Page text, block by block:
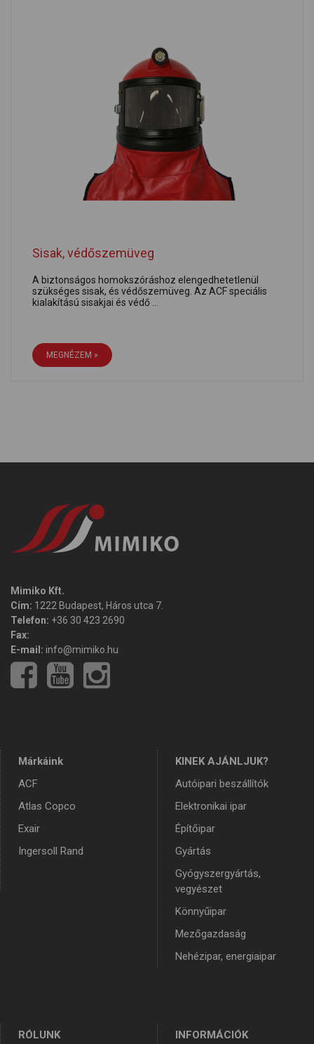
Sisak, védőszemüveg
A biztonságos homokszóráshoz elengedhetetlenül
szükséges sisak, és védőszemüveg. Az ACF speciális
kialakítású sisakjai és védő ...
MEGNÉZEM »
Mimiko Kft.
Cím: 1222 Budapest, Háros utca 7.
Telefon: +36 30 423 2690
Fax:
E-mail: info@mimiko.hu
Márkáink
ACF
Atlas Copco
Exair
Ingersoll Rand
KINEK AJÁNLJUK?
Autóipari beszállítók
Elektronikai ipar
Építőipar
Gyártás
Gyógyszergyártás,
vegyészet
Könnyűipar
Mezőgazdaság
Nehézipar, energiaipar
RÓLUNK INFORMÁCIÓK